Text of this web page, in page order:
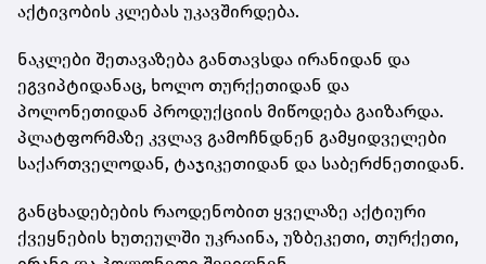
აქტივობის კლებას უკავშირდება.
ნაკლები შეთავაზება განთავსდა ირანიდან და
ეგვიპტიდანაც, ხოლო თურქეთიდან და
პოლონეთიდან პროდუქციის მიწოდება გაიზარდა.
პლატფორმაზე კვლავ გამოჩნდნენ გამყიდველები
საქართველოდან, ტაჯიკეთიდან და საბერძნეთიდან.
განცხადებების რაოდენობით ყველაზე აქტიური
ქვეყნების ხუთეულში უკრაინა, უზბეკეთი, თურქეთი,